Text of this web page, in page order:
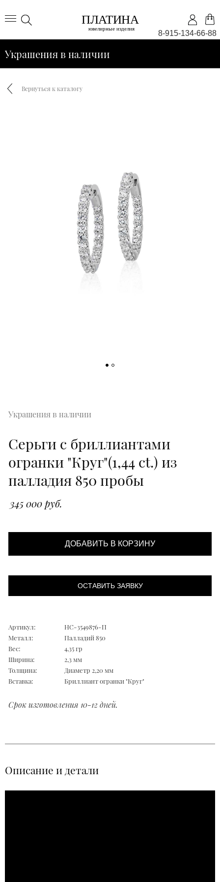
8-915-134-66-88
Украшения в наличии
Вернуться к каталогу
Украшения в наличии
Серьги с бриллиантами
огранки "Круг"(1,44 ct.) из
палладия 850 пробы
345 000 руб.
ДОБАВИТЬ В КОРЗИНУ
ОСТАВИТЬ ЗАЯВКУ
Артикул:
НС-3549876-П
Металл:
Палладий 850
Вес:
4,35 гр
Ширина:
2,3 мм
Толщина:
Диаметр 2,20 мм
Вставка:
Бриллиант огранки "Круг"
Срок изготовления 10-12 дней.
Описание и детали